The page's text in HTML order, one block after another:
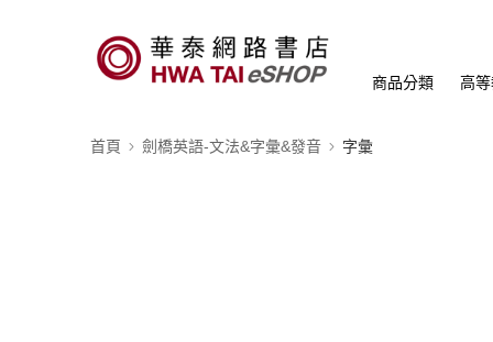
商品分類 高
首頁 劍橋英語-文法&字彙&發音 字彙